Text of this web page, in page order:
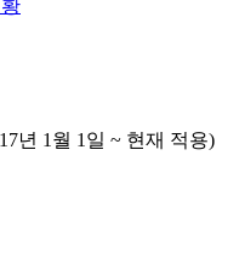
년 1월 1일 ~ 현재 적용)